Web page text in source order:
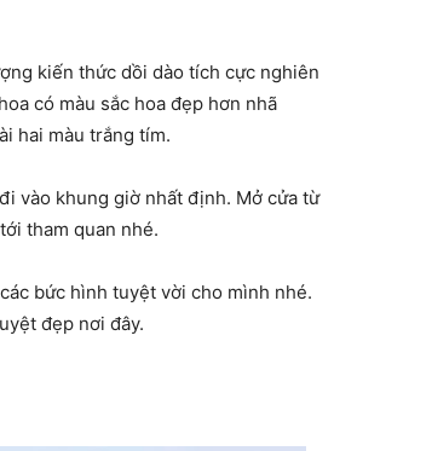
kiến thức dồi dào tích cực nghiên
có màu sắc hoa đẹp hơn nhã
hai màu trắng tím.
vào khung giờ nhất định. Mở cửa từ
tham quan nhé.
bức hình tuyệt vời cho mình nhé.
đẹp nơi đây.